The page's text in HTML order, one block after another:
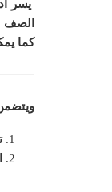
يسر
الصف الرابع
كما